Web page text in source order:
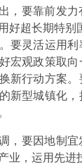
，要靠前发
好超长期特别
要灵活运用
宏观政策取
新行动方案
新型城镇化
，要因地制
业，运用先进